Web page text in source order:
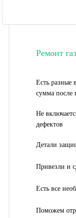
Ремонт
Есть разные
сумма после
Не
дефектов
Детали
Привезли и
Есть все
Поможем